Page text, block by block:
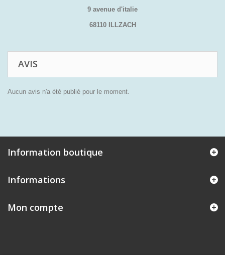
9 avenue d'italie
68110 ILLZACH
AVIS
Aucun avis n'a été publié pour le moment.
Information boutique
Informations
Mon compte